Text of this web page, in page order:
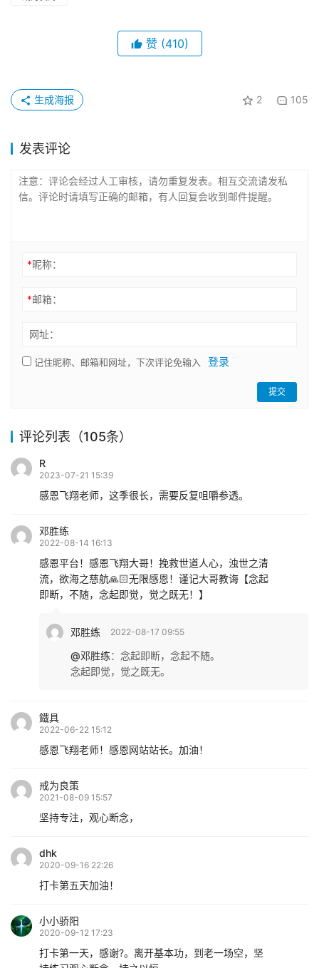
赞 (410)
2 105
生成海报
发表评论
*昵称：
*邮箱：
网址：
记住昵称、邮箱和网址，下次评论免输入 登录
提交
评论列表（105条）
R
2023-07-21 15:39
感恩飞翔老师，这季很长，需要反复咀嚼参透。
邓胜练
2022-08-14 16:13
感恩平台！感恩飞翔大哥！挽救世道人心，浊世之清
流，欲海之慈航🙏🏻无限感恩！谨记大哥教诲【念起
即断，不随，念起即觉，觉之既无！】
邓胜练 2022-08-17 09:55
@邓胜练： 念起即断，念起不随。
念起即觉，觉之既无。
鐵具
2022-06-22 15:12
感恩飞翔老师！感恩网站站长。加油！
戒为良策
2021-08-09 15:57
坚持专注，观心断念，
dhk
2020-09-16 22:26
打卡第五天加油！
小小骄阳
2020-09-12 17:23
打卡第一天，感谢?。离开基本功，到老一场空，坚